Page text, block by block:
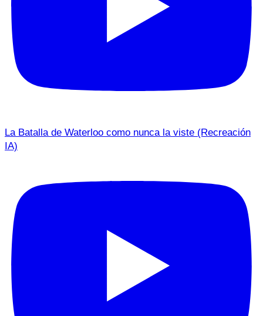
La Batalla de Waterloo como nunca la viste (Recreación
IA)